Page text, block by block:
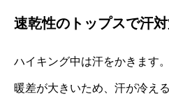
速乾性のトップスで汗
ハイキング中は汗をかきます
暖差が大きいため、汗が冷え